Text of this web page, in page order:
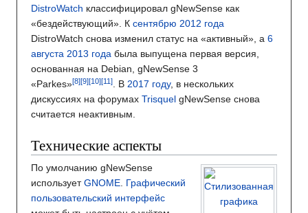
DistroWatch классифицировал gNewSense как
«бездействующий». К сентябрю 2012 года
DistroWatch снова изменил статус на «активный», а 6
августа 2013 года была выпущена первая версия,
основанная на Debian, gNewSense 3
«Parkes»
. В 2017 году, в нескольких
дискуссиях на форумах Trisquel gNewSense снова
считается неактивным.
Технические аспекты
По умолчанию gNewSense
используетGNOME. Графический
пользовательский интерфейс